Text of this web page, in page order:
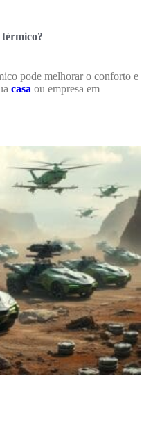
pode melhorar o conforto e
casa ou empresa em